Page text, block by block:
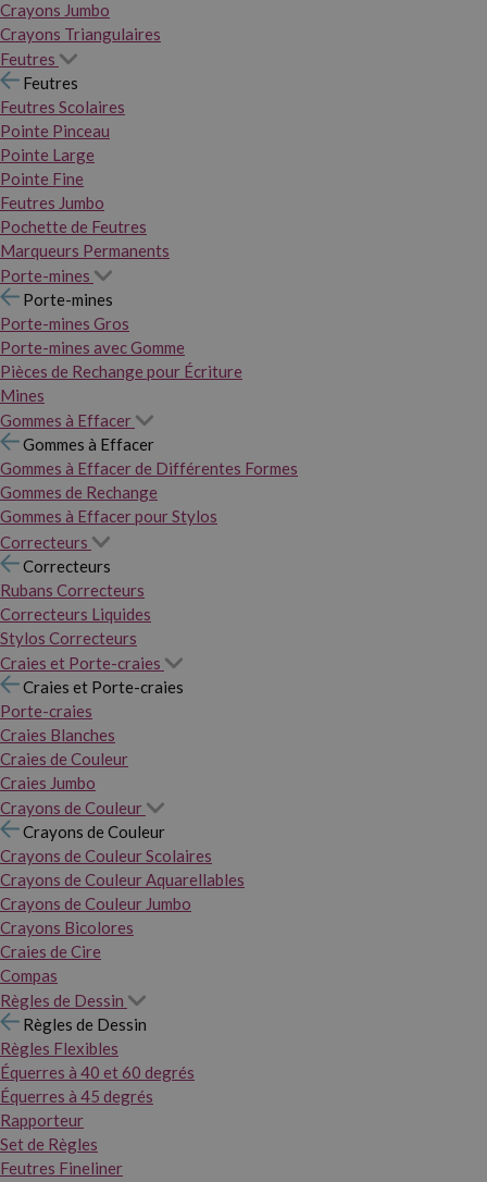
Crayons Jumbo
Crayons Triangulaires
Feutres
Feutres
Feutres Scolaires
Pointe Pinceau
Pointe Large
Pointe Fine
Feutres Jumbo
Pochette de Feutres
Marqueurs Permanents
Porte-mines
Porte-mines
Porte-mines Gros
Porte-mines avec Gomme
Pièces de Rechange pour Écriture
Mines
Gommes à Effacer
Gommes à Effacer
Gommes à Effacer de Différentes Formes
Gommes de Rechange
Gommes à Effacer pour Stylos
Correcteurs
Correcteurs
Rubans Correcteurs
Correcteurs Liquides
Stylos Correcteurs
Craies et Porte-craies
Craies et Porte-craies
Porte-craies
Craies Blanches
Craies de Couleur
Craies Jumbo
Crayons de Couleur
Crayons de Couleur
Crayons de Couleur Scolaires
Crayons de Couleur Aquarellables
Crayons de Couleur Jumbo
Crayons Bicolores
Craies de Cire
Compas
Règles de Dessin
Règles de Dessin
Règles Flexibles
Équerres à 40 et 60 degrés
Équerres à 45 degrés
Rapporteur
Set de Règles
Feutres Fineliner